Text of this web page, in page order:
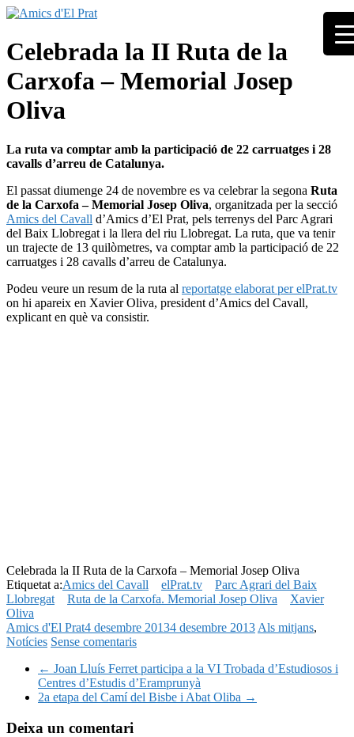
Skip
content
Amics
d'El
Prat
seixantenària
la finalitat de
de la unió de
Celebrada la II Ruta de la
Carxofa – Memorial Josep
Oliva
La ruta va comptar amb la participació de 22 carruatges i 28
cavalls d’arreu de Catalunya.
El passat diumenge 24 de novembre es va celebrar la segona Ruta
de la Carxofa – Memorial Josep Oliva, organitzada per la secció
Amics del Cavall d’Amics d’El Prat, pels terrenys del Parc Agrari
del Baix Llobregat i la llera del riu Llobregat. La ruta, que va tenir
un trajecte de 13 quilòmetres, va comptar amb la participació de 22
carruatges i 28 cavalls d’arreu de Catalunya.
Podeu veure un resum de la ruta al reportatge elaborat per elPrat.tv
on hi apareix en Xavier Oliva, president d’Amics del Cavall,
explicant en què va consistir.
Celebrada la II Ruta de la Carxofa – Memorial Josep Oliva
Etiquetat a:Amics del Cavall elPrat.tv
Parc Agrari del Baix
Llobregat
Ruta de la Carxofa. Memorial Josep Oliva
Xavier
Oliva
Amics d'El Prat4 desembre 20134 desembre 2013 Als mitjans,
Notícies Sense comentaris
← Joan Lluís Ferret participa a la VI Trobada d’Estudiosos i
Centres d’Estudis d’Eramprunyà
2a etapa del Camí del Bisbe i Abat Oliba →
Deixa un comentari